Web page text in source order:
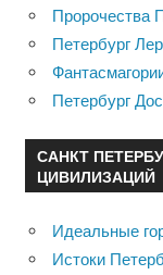
Пророчества
Петербург
Петербург
САНКТ
ЦИВИЛИЗАЦИЙ
Идеальные
Истоки